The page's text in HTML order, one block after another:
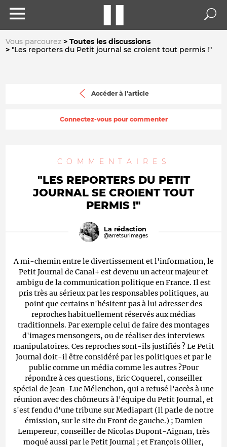
Vous parcourez
Toutes les discussions
"Les reporters du Petit journal se croient tout permis !"
Accéder à l'article
Connectez-vous pour commenter
COMMENTAIRES
"LES REPORTERS DU PETIT
JOURNAL SE CROIENT TOUT
PERMIS !"
La rédaction
@arretsurimages
A mi-chemin entre le divertissement et l'information, le
Petit Journal de Canal+ est devenu un acteur majeur et
ambigu de la communication politique en France. Il est
pris très au sérieux par les responsables politiques, au
point que certains n'hésitent pas à lui adresser des
reproches habituellement réservés aux médias
traditionnels. Par exemple celui de faire des montages
d'images mensongers, ou de réaliser des interviews
manipulatoires. Ces reproches sont-ils justifiés ? Le Petit
Journal doit-il être considéré par les politiques et par le
public comme un média comme les autres ?Pour
répondre à ces questions, Eric Coquerel, conseiller
spécial de Jean-Luc Mélenchon, qui a refusé l'accès à une
réunion avec des chômeurs à l'équipe du Petit Journal, et
s'est fendu d'une tribune sur Mediapart (Il parle de notre
émission, sur le site du Front de gauche.) ; Damien
Lempereur, conseiller de Nicolas Dupont-Aignan, très
moqué aussi par le Petit Journal ; et François Ollier,